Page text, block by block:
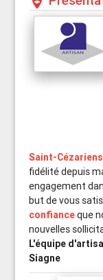
Saint-
fidélité depuis
engagement
but de vous
confianceque
nouvelles
L'équipe
Siagne